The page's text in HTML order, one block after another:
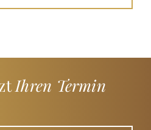
Ihren Termin